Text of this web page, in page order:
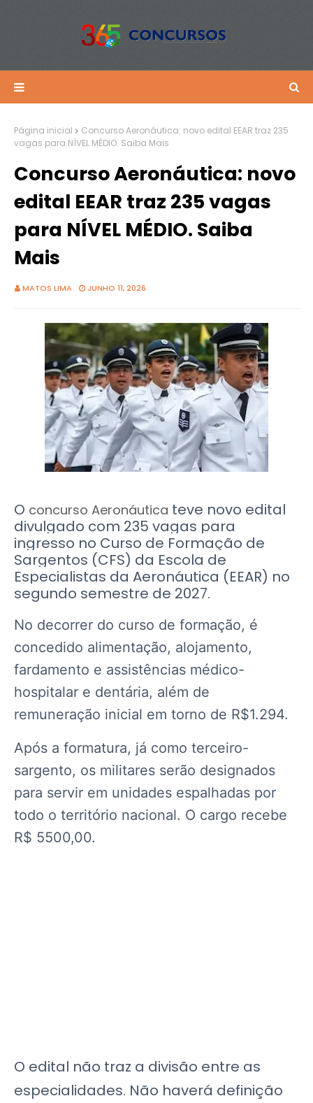
Página inicial
Concurso Aeronáutica: novo edital EEAR traz 235
vagas para NÍVEL MÉDIO. Saiba Mais
Concurso Aeronáutica: novo
edital EEAR traz 235 vagas
para NÍVEL MÉDIO. Saiba
Mais
MATOS LIMA JUNHO 11, 2026
O concurso Aeronáutica teve novo edital
divulgado com 235 vagas para
ingresso no Curso de Formação de
Sargentos (CFS) da Escola de
Especialistas da Aeronáutica (EEAR) no
segundo semestre de 2027.
No decorrer do curso de formação, é
concedido alimentação, alojamento,
fardamento e assistências médico-
hospitalar e dentária, além de
remuneração inicial em torno de R$1.294.
Após a formatura, já como terceiro-
sargento, os militares serão designados
para servir em unidades espalhadas por
todo o território nacional. O cargo recebe
R$ 5500,00.
O edital não traz a divisão entre as
especialidades. Não haverá definição